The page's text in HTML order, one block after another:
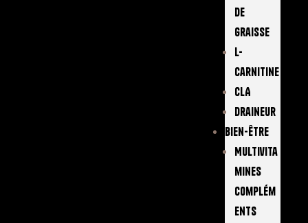
De
Graisse
L-
Carnitine
CLA
Draineur
Bien-Être
Multivita
Mines
Complém
Ents